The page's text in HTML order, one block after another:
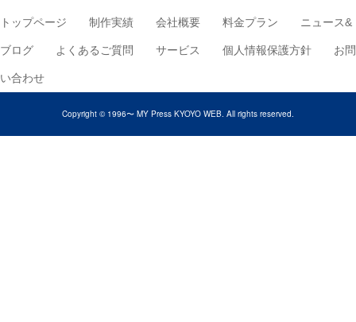
トップページ 制作実績 会社概要 料金プラン ニュース&
ブログ よくあるご質問 サービス 個人情報保護方針 お問
い合わせ
Copyright © 1996〜 MY Press KYOYO WEB. All rights reserved.